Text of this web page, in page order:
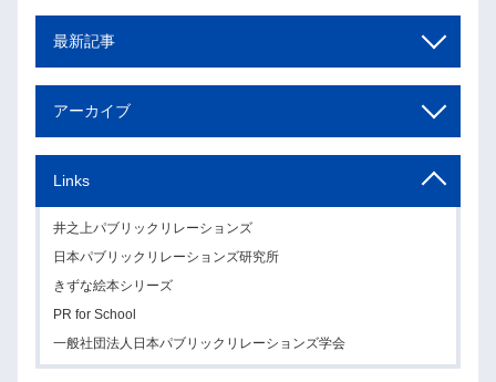
最新記事
アーカイブ
Links
井之上パブリックリレーションズ
日本パブリックリレーションズ研究所
きずな絵本シリーズ
PR for School
一般社団法人日本パブリックリレーションズ学会